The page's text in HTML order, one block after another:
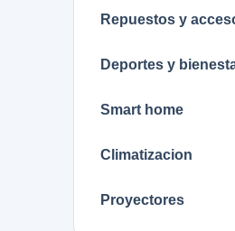
Repuestos y
Deportes y
Smart home
Climatizacion
Proyectores